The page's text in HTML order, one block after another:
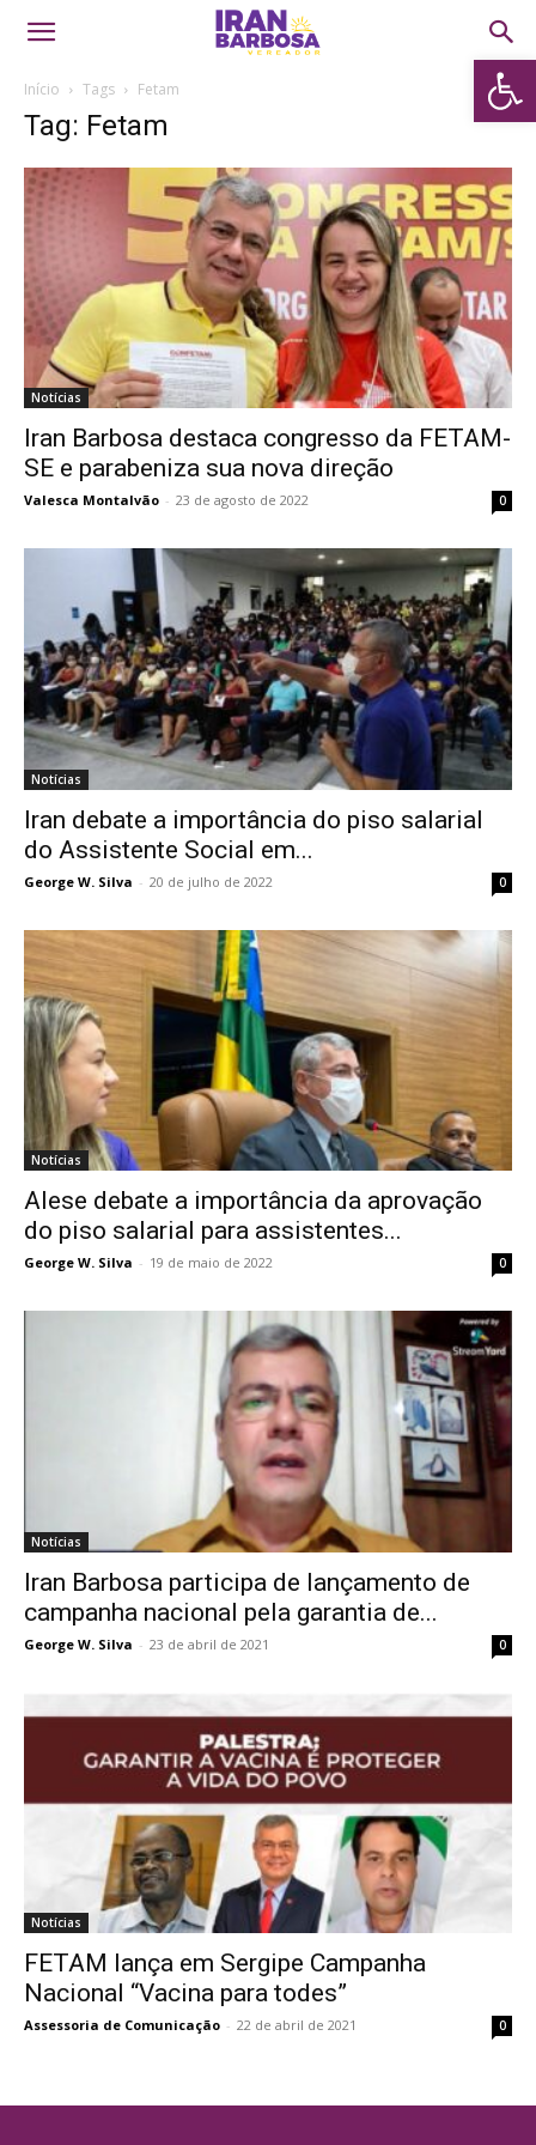
Abrir
Início Tags Fetam
Tag: Fetam
Notícias
Iran Barbosa destaca congresso da FETAM-
SE e parabeniza sua nova direção
Valesca Montalvão - 23 de agosto de 2022 0
Notícias
Iran debate a importância do piso salarial
do Assistente Social em...
George W. Silva - 20 de julho de 2022 0
Notícias
Alese debate a importância da aprovação
do piso salarial para assistentes...
George W. Silva - 19 de maio de 2022 0
Notícias
Iran Barbosa participa de lançamento de
campanha nacional pela garantia de...
George W. Silva - 23 de abril de 2021 0
Notícias
FETAM lança em Sergipe Campanha
Nacional “Vacina para todes”
Assessoria de Comunicação - 22 de abril de 2021 0